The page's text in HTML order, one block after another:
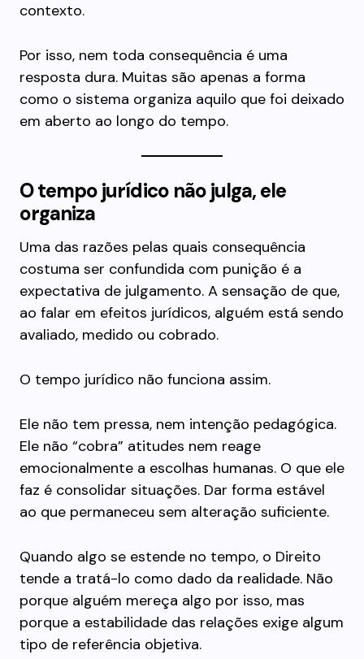
contexto.
Por isso, nem toda consequência é uma
resposta dura. Muitas são apenas a forma
como o sistema organiza aquilo que foi deixado
em aberto ao longo do tempo.
O tempo jurídico não julga, ele
organiza
Uma das razões pelas quais consequência
costuma ser confundida com punição é a
expectativa de julgamento. A sensação de que,
ao falar em efeitos jurídicos, alguém está sendo
avaliado, medido ou cobrado.
O tempo jurídico não funciona assim.
Ele não tem pressa, nem intenção pedagógica.
Ele não “cobra” atitudes nem reage
emocionalmente a escolhas humanas. O que ele
faz é consolidar situações. Dar forma estável
ao que permaneceu sem alteração suficiente.
Quando algo se estende no tempo, o Direito
tende a tratá-lo como dado da realidade. Não
porque alguém mereça algo por isso, mas
porque a estabilidade das relações exige algum
tipo de referência objetiva.